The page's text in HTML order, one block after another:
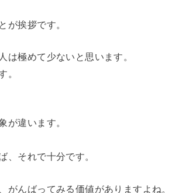
が挨拶です。
は極めて少ないと思います。
。
が違います。
、それで十分です。
んばってみる価値がありますよね。